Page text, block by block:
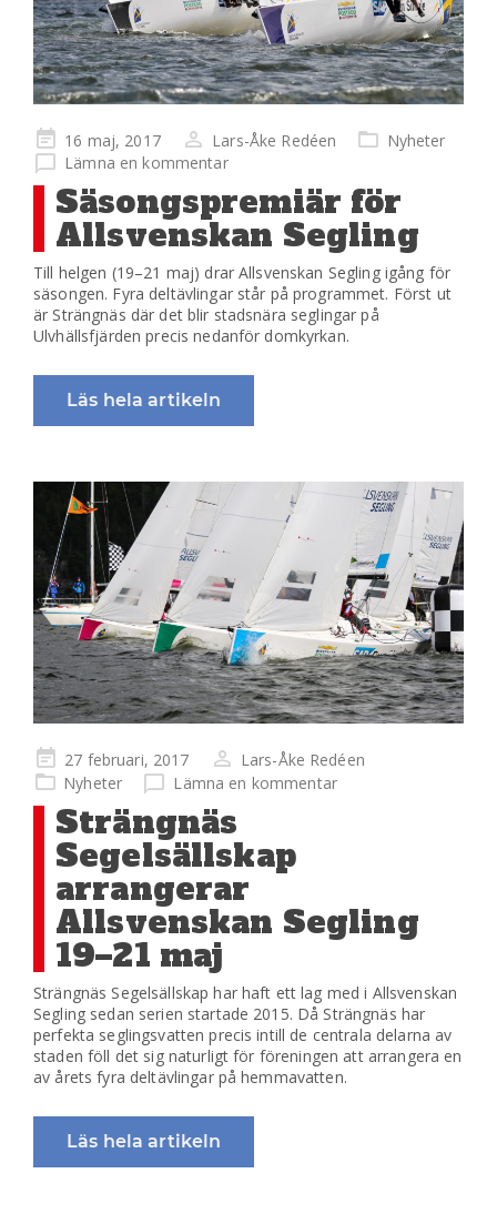
Publicerad
på
16 maj, 2017 Lars-Åke Redéen
Nyheter
Lämna en kommentar
Säsongspremiär för
Allsvenskan Segling
Till helgen (19–21 maj) drar Allsvenskan Segling igång för
säsongen. Fyra deltävlingar står på programmet. Först ut
är Strängnäs där det blir stadsnära seglingar på
Ulvhällsfjärden precis nedanför domkyrkan.
Läs hela artikeln
Publicerad
på
27 februari, 2017
Lars-Åke Redéen
Nyheter
Lämna en kommentar
Strängnäs
Segelsällskap
arrangerar
Allsvenskan Segling
19–21 maj
Strängnäs Segelsällskap har haft ett lag med i Allsvenskan
Segling sedan serien startade 2015. Då Strängnäs har
perfekta seglingsvatten precis intill de centrala delarna av
staden föll det sig naturligt för föreningen att arrangera en
av årets fyra deltävlingar på hemmavatten.
Läs hela artikeln